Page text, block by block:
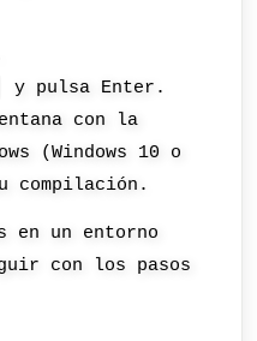
y pulsa Enter.
con la
(Windows 10 o
compilación.
en un entorno
con los pasos